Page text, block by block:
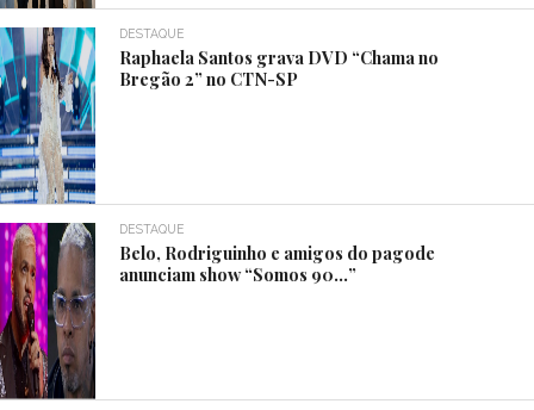
DESTAQUE
Raphaela Santos grava DVD “Chama no
Bregão 2” no CTN-SP
DESTAQUE
Belo, Rodriguinho e amigos do pagode
anunciam show “Somos 90…”